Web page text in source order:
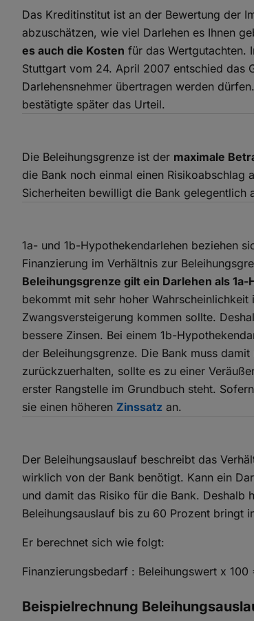
Das Kreditinstitut ist an der Bewertung der
abzuschätzen, wie viel Darlehen es Ihnen
es auch die Kosten für das Wertgutachten.
Stuttgart vom 24. April 2007 entschied das
Darlehensnehmer übertragen werden
bestätigte später das Urteil.
Die Beleihungsgrenze ist der maximale
die Bank noch einmal einen Risikoabschlag
Sicherheiten bewilligt die Bank gelegentlich
1a- und 1b-Hypothekendarlehen beziehen
Finanzierung im Verhältnis zur
Beleihungsgrenze gilt ein Darlehen als
bekommt mit sehr hoher
Zwangsversteigerung kommen sollte.
bessere Zinsen. Bei einem 1b-
der Beleihungsgrenze. Die Bank muss
zurückzuerhalten, sollte es zu einer
erster Rangstelle im Grundbuch steht.
sie einen höheren Zinssatz an.
Der Beleihungsauslauf beschreibt das
wirklich von der Bank benötigt. Kann ein
und damit das Risiko für die Bank. Deshalb
Beleihungsauslauf bis zu 60 Prozent bringt
Er berechnet sich wie folgt:
Finanzierungsbedarf : Beleihungswert x 100
Beispielrechnung